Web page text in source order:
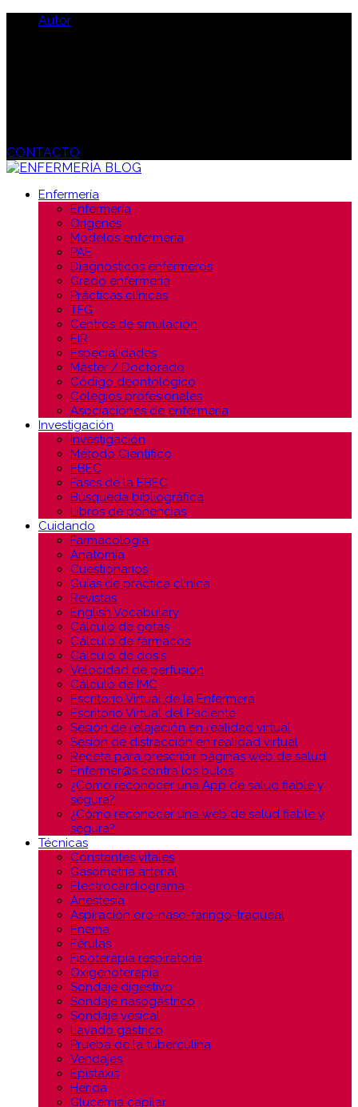
Autor
CONTACTO
Enfermería
Enfermería
Orígenes
Modelos enfermería
PAE
Diagnósticos enfermeros
Grado enfermería
Prácticas clínicas
TFG
Centros de simulación
EIR
Especialidades
Máster / Doctorado
Código deontológico
Colegios profesionales
Asociaciones de enfermería
Investigación
Investigación
Método Científico
EBEC
Fases de la EBEC
Búsqueda bibliográfica
Libros de ponencias
Cuidando
Farmacología
Anatomía
Cuestionarios
Guías de práctica clínica
Revistas
English Vocabulary
Cálculo de gotas
Cálculo de fármacos
Cálculo de dosis
Velocidad de perfusión
Cálculo de IMC
Escritorio Virtual de la Enfermera
Escritorio Virtual del Paciente
Sesión de relajación en realidad virtual
Sesión de distracción en realidad virtual
Receta para prescribir páginas web de salud
Enfermer@s contra los bulos
¿Cómo reconocer una App de salud fiable y
segura?
¿Cómo reconocer una web de salud fiable y
segura?
Técnicas
Constantes vitales
Gasometría arterial
Electrocardiograma
Anestesia
Aspiración oro-naso-faringo-traqueal
Enema
Férulas
Fisioterapia respiratoria
Oxigenoterapia
Sondaje digestivo
Sondaje nasogástrico
Sondaje vesical
Lavado gástrico
Prueba de la tuberculina
Vendajes
Epistaxis
Herida
Glucemia capilar